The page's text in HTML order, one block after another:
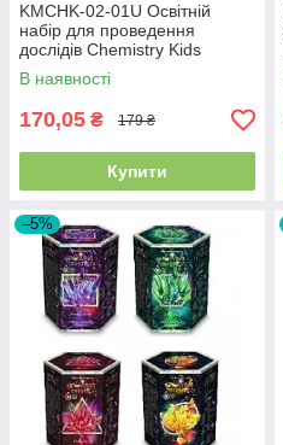
KMCHK-02-01U Освітній
набір для проведення
дослідів Chemistry Kids
В наявності
170,05 ₴ 179 ₴
Купити
–5%